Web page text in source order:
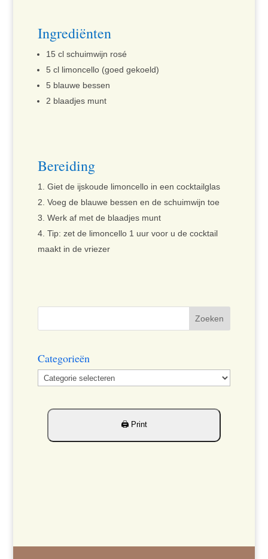
Ingrediënten
15 cl schuimwijn rosé
5 cl limoncello (goed gekoeld)
5 blauwe bessen
2 blaadjes munt
Bereiding
Giet de ijskoude limoncello in een cocktailglas
Voeg de blauwe bessen en de schuimwijn toe
Werk af met de blaadjes munt
Tip: zet de limoncello 1 uur voor u de cocktail
maakt in de vriezer
Categorieën
Categorieën